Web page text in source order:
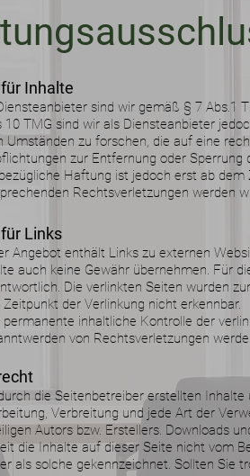
Inhalte
sind wir gemäß § 7 Abs.1
10 TMG sind wir als Diensteanbieter
Umständen zu forschen, die auf eine
zur Entfernung oder
Haftung ist jedoch erst ab
Rechtsverletzungen werden
Links
Angebot enthält Links zu externen
auch keine Gewähr übernehmen. Für
Die verlinkten Seiten wurden
der Verlinkung nicht erkennbar.
permanente inhaltliche Kontrolle der
von Rechtsverletzungen
die Seitenbetreiber erstellten
Verbreitung und jede Art der
Autors bzw. Erstellers. Downloads
die Inhalte auf dieser Seite nicht vom
als solche gekennzeichnet. Sollten Sie